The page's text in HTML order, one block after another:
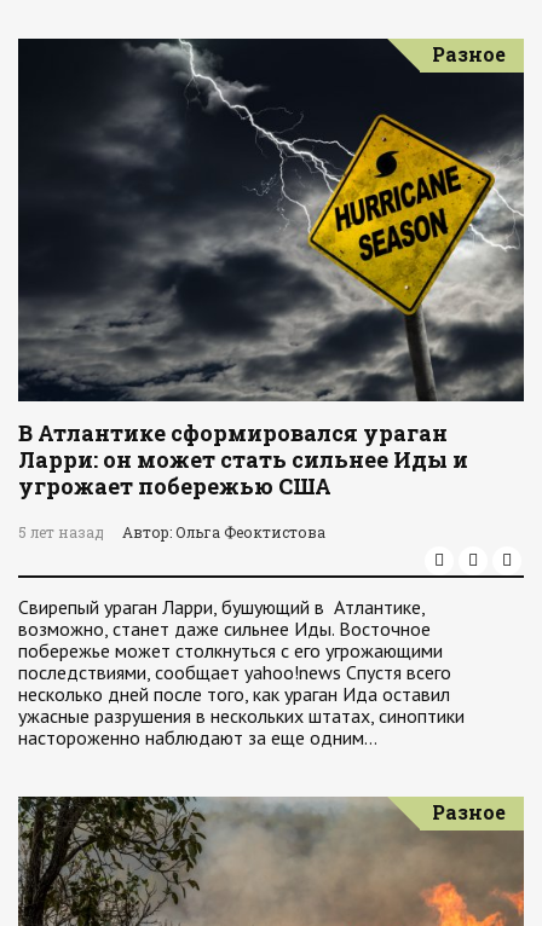
Разное
В Атлантике сформировался ураган
Ларри: он может стать сильнее Иды и
угрожает побережью США
5 лет назад Автор: Ольга Феоктистова
Свирепый ураган Ларри, бушующий в Атлантике,
возможно, станет даже сильнее Иды. Восточное
побережье может столкнуться с его угрожающими
последствиями, сообщает yahoo!news Спустя всего
несколько дней после того, как ураган Ида оставил
ужасные разрушения в нескольких штатах, синоптики
настороженно наблюдают за еще одним…
Разное